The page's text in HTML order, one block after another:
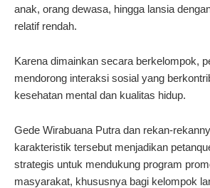
anak, orang dewasa, hingga lansia
relatif rendah.
Karena dimainkan secara berkelompok,
mendorong interaksi sosial yang
kesehatan mental dan kualitas hidup.
Gede Wirabuana Putra dan rekan-
karakteristik tersebut menjadikan
strategis untuk mendukung program
masyarakat, khususnya bagi kelompok